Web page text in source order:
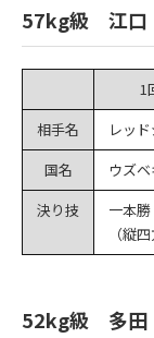
57kg級 江
1
相手名
レッ
国名
ウズ
決り技
一本勝
（縦
52kg級 多